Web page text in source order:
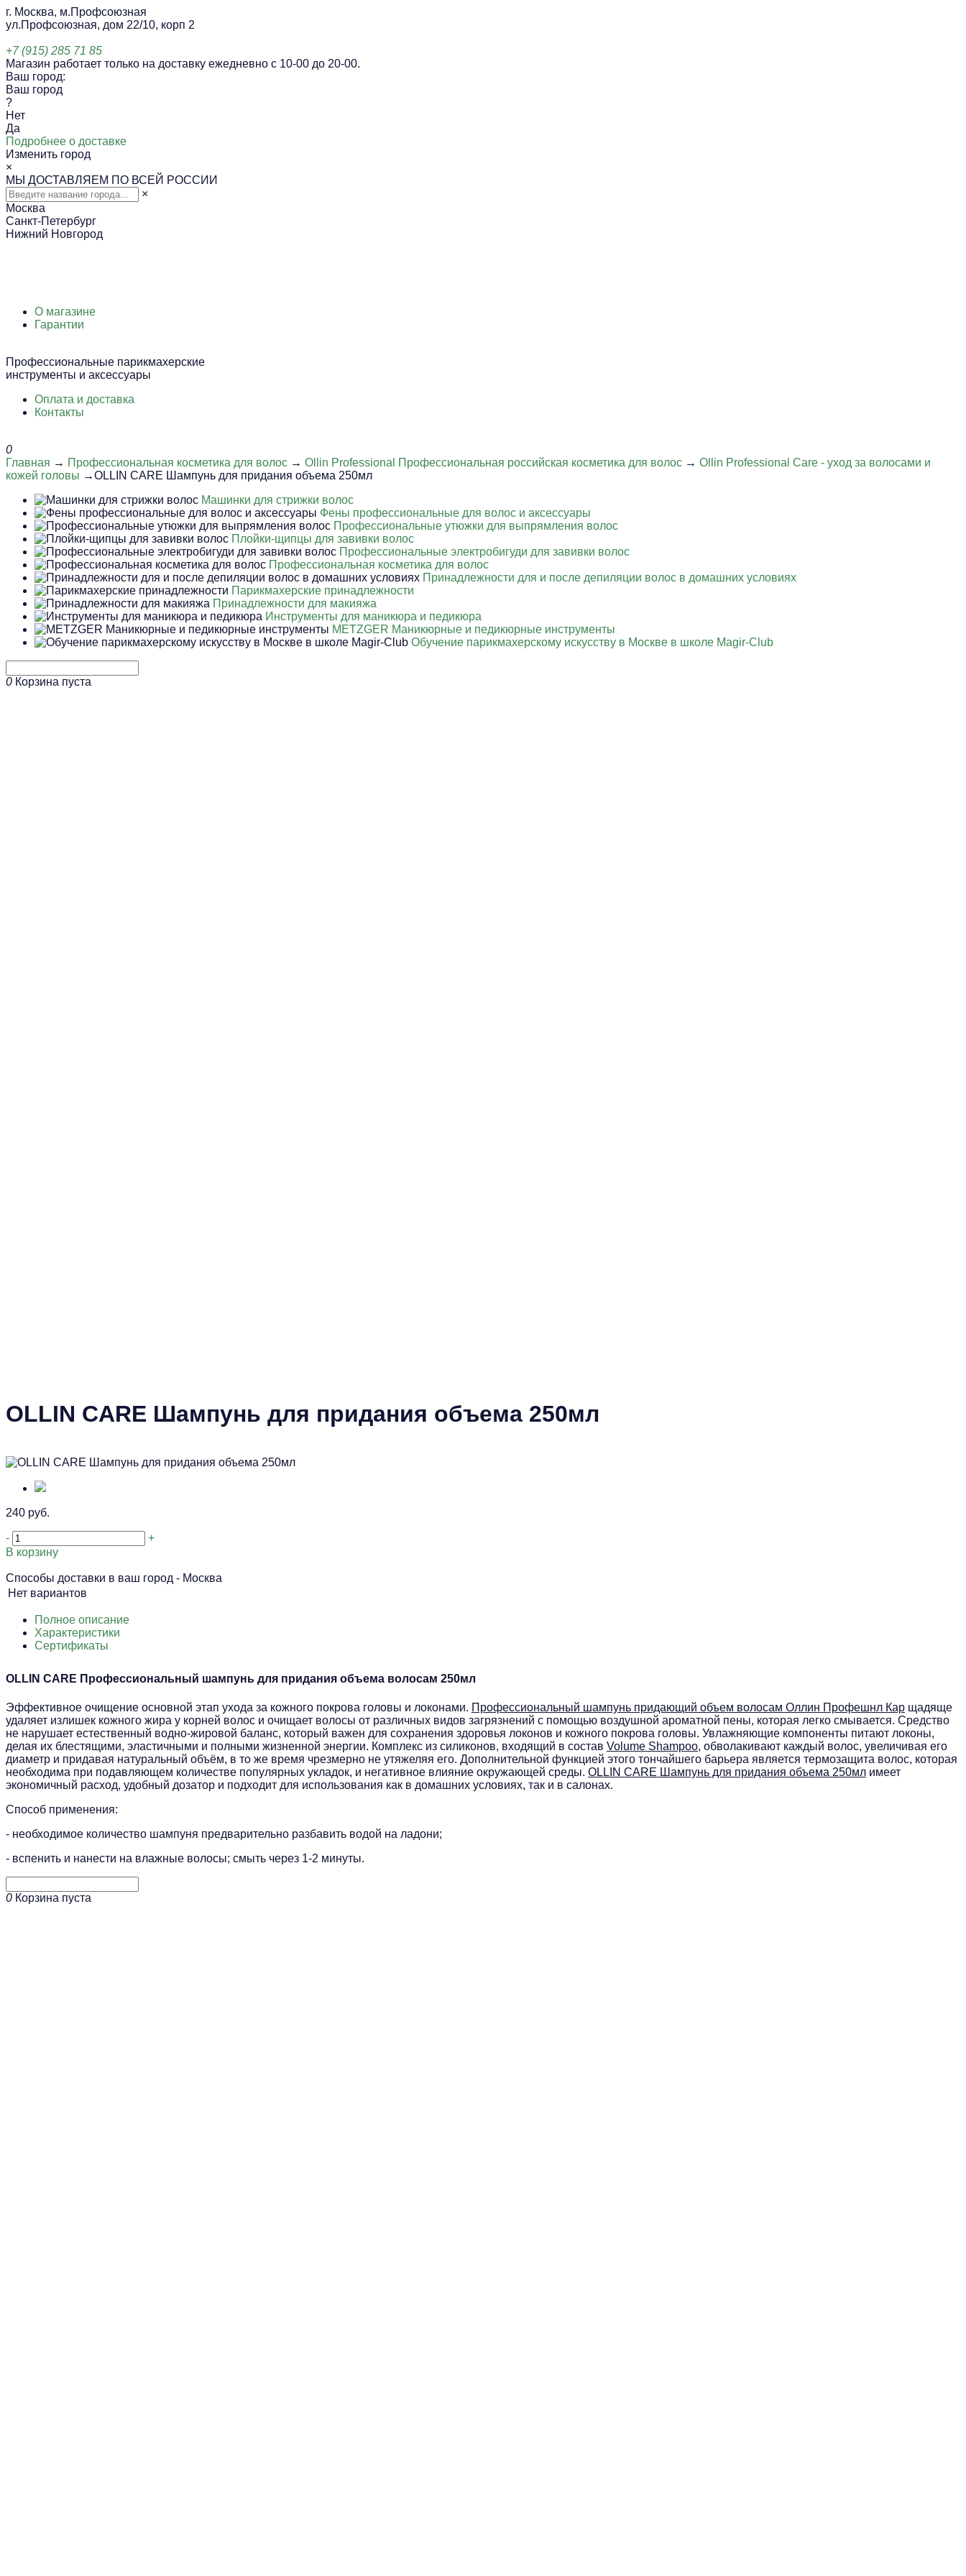
г. Москва, м.Профсоюзная
ул.Профсоюзная, дом 22/10, корп 2
+7 (915) 285 71 85
Магазин работает только на доставку ежедневно с 10-00 до 20-00.
Ваш город:
Ваш город
?
Нет
Да
Подробнее о доставке
Изменить город
×
МЫ ДОСТАВЛЯЕМ ПО ВСЕЙ РОССИИ
×
Москва
Санкт-Петербург
Нижний Новгород
О магазине
Гарантии
Профессиональные парикмахерские
инструменты и аксессуары
Оплата и доставка
Контакты
0
Главная → Профессиональная косметика для волос → Ollin Professional Профессиональная российская косметика для волос → Ollin Professional Care - уход за волосами и
кожей головы →OLLIN CARE Шампунь для придания объема 250мл
Машинки для стрижки волос
Фены профессиональные для волос и аксессуары
Профессиональные утюжки для выпрямления волос
Плойки-щипцы для завивки волос
Профессиональные электробигуди для завивки волос
Профессиональная косметика для волос
Принадлежности для и после депиляции волос в домашних условиях
Парикмахерские принадлежности
Принадлежности для макияжа
Инструменты для маникюра и педикюра
METZGER Маникюрные и педикюрные инструменты
Обучение парикмахерскому искусству в Москве в школе Magir-Club
0 Корзина пуста
OLLIN CARE Шампунь для придания объема 250мл
240 руб.
-
+
В корзину
Способы доставки в ваш город - Москва
Нет вариантов
Полное описание
Характеристики
Сертификаты
OLLIN CARE Профессиональный шампунь для придания объема волосам 250мл
Эффективное очищение основной этап ухода за кожного покрова головы и локонами. Профессиональный шампунь придающий объем волосам Оллин Профешнл Кар щадяще
удаляет излишек кожного жира у корней волос и очищает волосы от различных видов загрязнений с помощью воздушной ароматной пены, которая легко смывается. Средство
не нарушает естественный водно-жировой баланс, который важен для сохранения здоровья локонов и кожного покрова головы. Увлажняющие компоненты питают локоны,
делая их блестящими, эластичными и полными жизненной энергии. Комплекс из силиконов, входящий в состав Volume Shampoo, обволакивают каждый волос, увеличивая его
диаметр и придавая натуральный объём, в то же время чрезмерно не утяжеляя его. Дополнительной функцией этого тончайшего барьера является термозащита волос, которая
необходима при подавляющем количестве популярных укладок, и негативное влияние окружающей среды. OLLIN CARE Шампунь для придания объема 250мл имеет
экономичный расход, удобный дозатор и подходит для использования как в домашних условиях, так и в салонах.
Способ применения:
- необходимое количество шампуня предварительно разбавить водой на ладони;
- вспенить и нанести на влажные волосы; смыть через 1-2 минуты.
0 Корзина пуста